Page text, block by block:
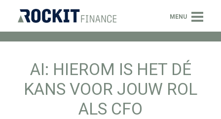
MENU
AI: HIEROM IS HET DÉ
KANS VOOR JOUW ROL
ALS CFO
Menu
OVER ONS
SERVICES
NIEUWS